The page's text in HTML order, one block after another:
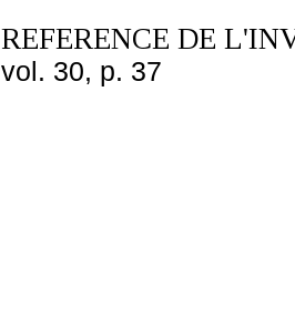
REFERENCE DE
vol. 30, p. 37